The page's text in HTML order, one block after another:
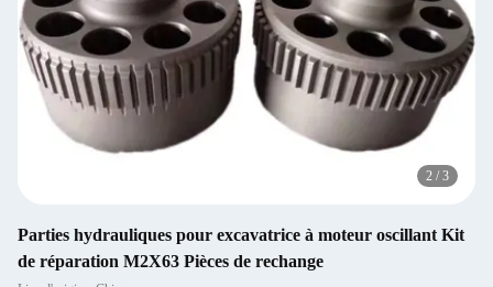
3 / 3
Parties hydrauliques pour excavatrice à moteur oscillant Kit
de réparation M2X63 Pièces de rechange